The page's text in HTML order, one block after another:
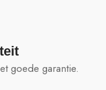
goede garantie.